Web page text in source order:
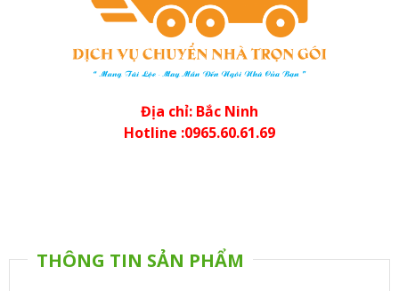
Địa chỉ: Bắc Ninh
Hotline :0965.60.61.69
THÔNG TIN SẢN PHẨM